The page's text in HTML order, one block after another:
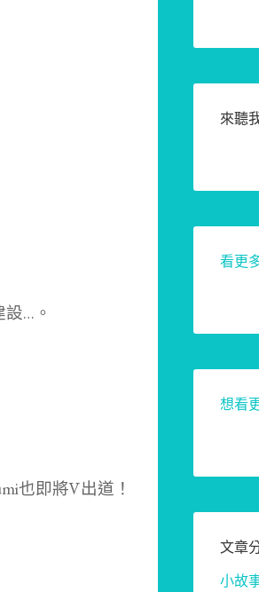
…。
也即將V出道！
來聽
看更
想看
文章
小故